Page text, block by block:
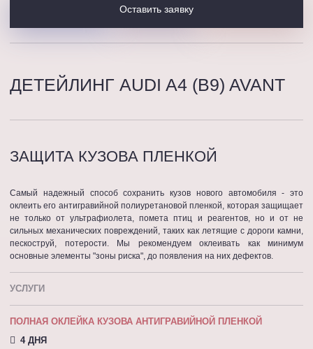
Оставить заявку
ДЕТЕЙЛИНГ AUDI A4 (B9) AVANT
ЗАЩИТА КУЗОВА ПЛЕНКОЙ
Самый надежный способ сохранить кузов нового автомобиля - это
оклеить его антигравийной полиуретановой пленкой, которая защищает
не только от ультрафиолета, помета птиц и реагентов, но и от не
сильных механических повреждений, таких как летящие с дороги камни,
пескоструй, потерости. Мы рекомендуем оклеивать как минимум
основные элементы "зоны риска", до появления на них дефектов.
УСЛУГИ
ПОЛНАЯ ОКЛЕЙКА КУЗОВА АНТИГРАВИЙНОЙ ПЛЕНКОЙ
4 ДНЯ